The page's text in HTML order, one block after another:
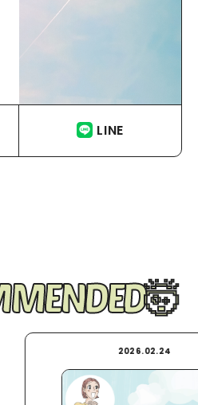
LINE